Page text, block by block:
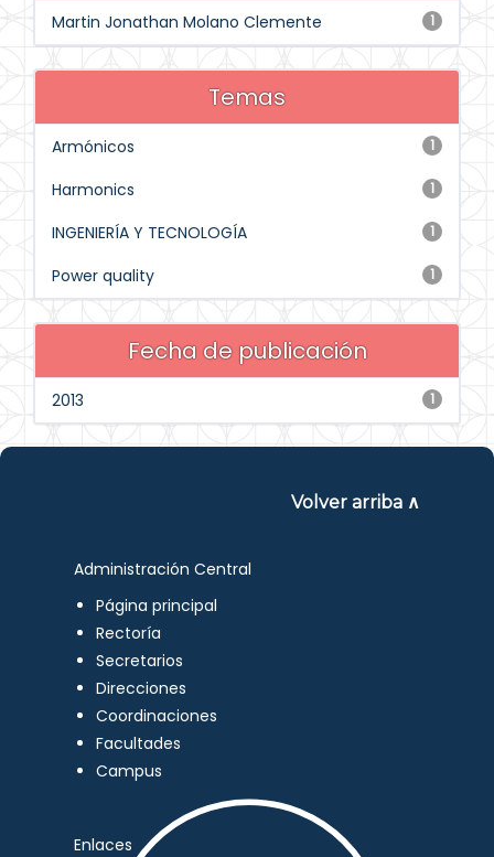
1
Martin Jonathan Molano Clemente
Temas
1
Armónicos
1
Harmonics
1
INGENIERÍA Y TECNOLOGÍA
1
Power quality
Fecha de publicación
1
2013
Volver arriba ∧
Administración Central
Página principal
Rectoría
Secretarios
Direcciones
Coordinaciones
Facultades
Campus
Enlaces